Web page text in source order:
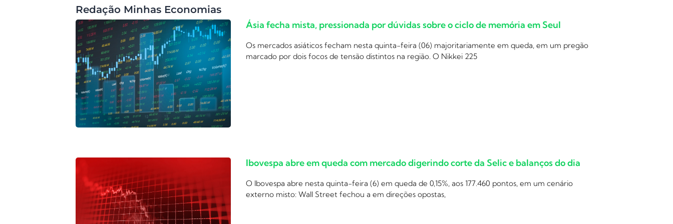
Redação Minhas Economias
Ásia fecha mista, pressionada por dúvidas sobre o ciclo de memória em Seul
Os mercados asiáticos fecham nesta quinta-feira (06) majoritariamente em queda, em um pregão
marcado por dois focos de tensão distintos na região. O Nikkei 225
Ibovespa abre em queda com mercado digerindo corte da Selic e balanços do dia
O Ibovespa abre nesta quinta-feira (6) em queda de 0,15%, aos 177.460 pontos, em um cenário
externo misto: Wall Street fechou a em direções opostas,